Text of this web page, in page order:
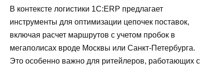
В контексте логистики 1С:ERP предлагает
инструменты для оптимизации цепочек поставок,
включая расчет маршрутов с учетом пробок в
мегаполисах вроде Москвы или Санкт-Петербурга.
Это особенно важно для ритейлеров, работающих с